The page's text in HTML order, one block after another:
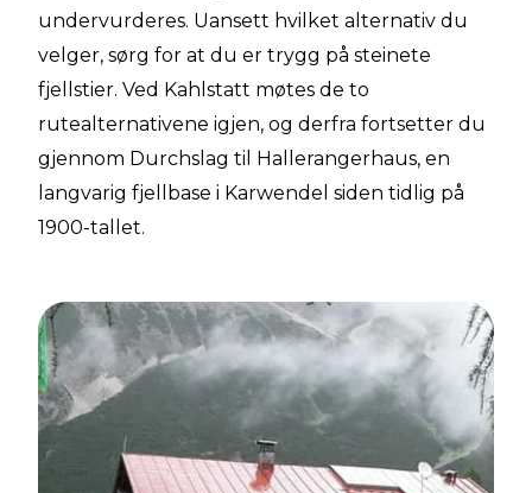
undervurderes. Uansett hvilket alternativ du
velger, sørg for at du er trygg på steinete
fjellstier. Ved Kahlstatt møtes de to
rutealternativene igjen, og derfra fortsetter du
gjennom Durchslag til Hallerangerhaus, en
langvarig fjellbase i Karwendel siden tidlig på
1900-tallet.